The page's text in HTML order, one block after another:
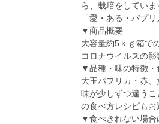
ら、栽培をしてい
「愛・ある・パプ
▼商品概要
大容量約5ｋｇ箱で
コロナウイルスの
▼品種・味の特徴・
大玉パプリカ・赤
味が少しずつ違う
の食べ方レシピもお
▼食べきれない場合